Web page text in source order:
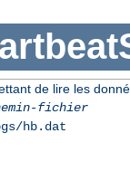
de lire les
fichier
hb.dat